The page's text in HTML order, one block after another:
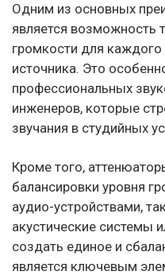
Одним из основных
является возможность
громкости для каждого
источника. Это
профессиональных
инженеров, которые
звучания в студийных
Кроме того,
балансировки уровня
аудио-устройствами,
акустические системы
создать единое и
является ключевым